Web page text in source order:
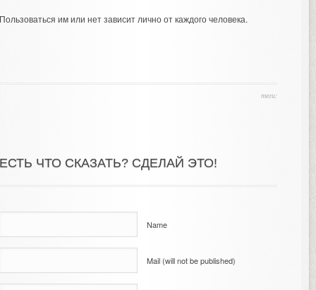
им или нет зависит лично от каждого человека.
теги:
ЧТО СКАЗАТЬ? СДЕЛАЙ ЭТО!
Name
Mail (will not be published)